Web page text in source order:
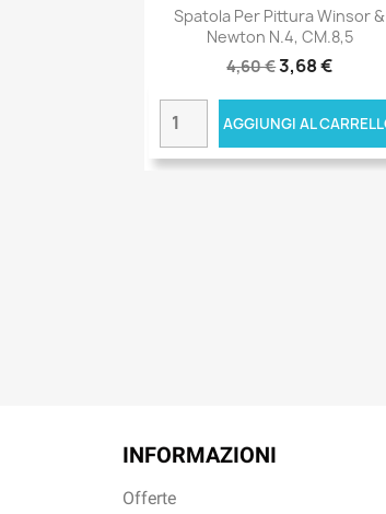
Spatola Per Pittura Winsor &
Newton N.4, CM.8,5
4,60 €3,68 €
AGGIUNGI AL
INFORMAZIONI
Offerte